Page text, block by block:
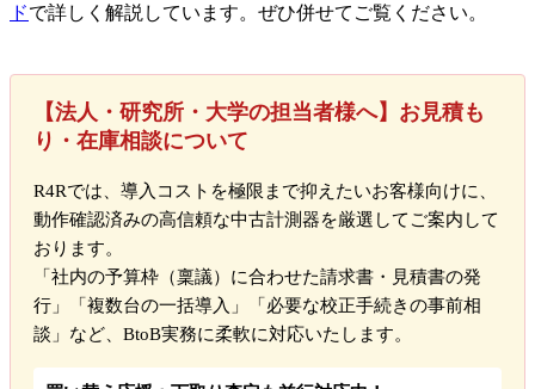
ドで詳しく解説しています。ぜひ併せてご覧ください。
【法人・研究所・大学の担当者様へ】お見積も
り・在庫相談について
R4Rでは、導入コストを極限まで抑えたいお客様向けに、
動作確認済みの高信頼な中古計測器を厳選してご案内して
おります。
「社内の予算枠（稟議）に合わせた請求書・見積書の発
行」「複数台の一括導入」「必要な校正手続きの事前相
談」など、BtoB実務に柔軟に対応いたします。